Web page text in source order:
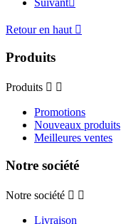
Retour en haut 
Produits
Produits  
Promotions
Nouveaux produits
Meilleures ventes
Notre société
Notre société  
Livraison